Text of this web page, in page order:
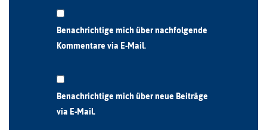
Benachrichtige mich über nachfolgende
Kommentare via E-Mail.
Benachrichtige mich über neue Beiträge
via E-Mail.